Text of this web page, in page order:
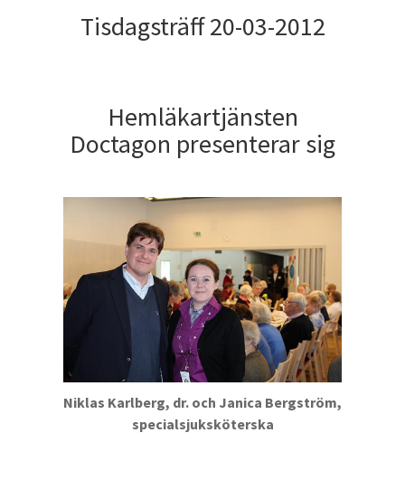
Tisdagsträff 20-03-2012
Hemläkartjänsten
Doctagon presenterar sig
Niklas Karlberg, dr. och Janica Bergström,
specialsjuksköterska